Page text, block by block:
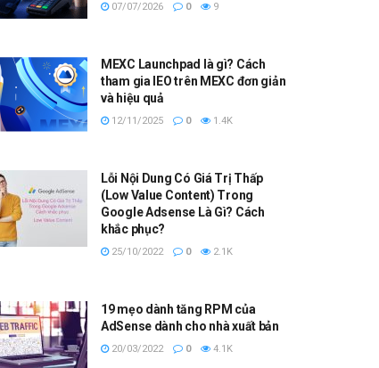
07/07/2026 0 9
MEXC Launchpad là gì? Cách
tham gia IEO trên MEXC đơn giản
và hiệu quả
12/11/2025 0 1.4K
Lỗi Nội Dung Có Giá Trị Thấp
(Low Value Content) Trong
Google Adsense Là Gì? Cách
khắc phục?
25/10/2022 0 2.1K
19 mẹo dành tăng RPM của
AdSense dành cho nhà xuất bản
20/03/2022 0 4.1K